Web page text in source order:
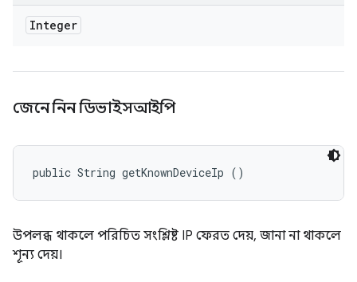
Integer
জেনে নিন ডিভাইসআইপি
public String getKnownDeviceIp ()
উপলব্ধ থাকলে পরিচিত সংশ্লিষ্ট IP ফেরত দেয়, জানা না থাকলে
শূন্য দেয়।